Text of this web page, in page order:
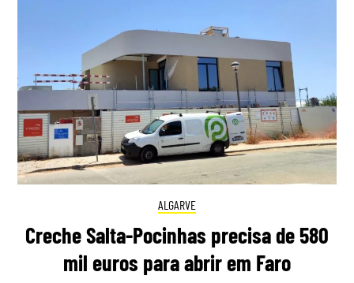
ALGARVE
Creche Salta-Pocinhas precisa de 580
mil euros para abrir em Faro